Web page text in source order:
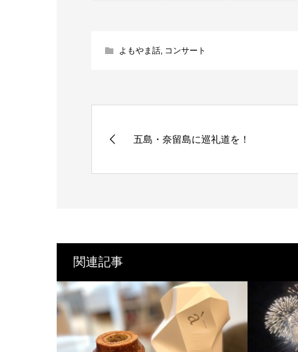
よもやま話, コンサート
五島・奈留島に巡礼道を！
関連記事